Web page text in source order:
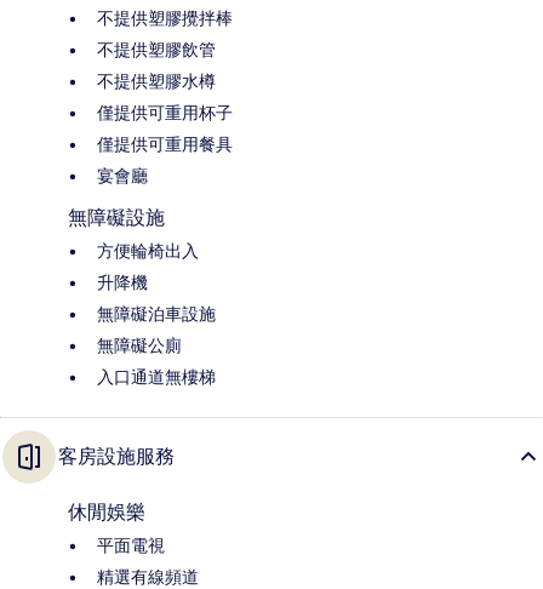
不提供塑膠攪拌棒
不提供塑膠飲管
不提供塑膠水樽
僅提供可重用杯子
僅提供可重用餐具
宴會廳
無障礙設施
方便輪椅出入
升降機
無障礙泊車設施
無障礙公廁
入口通道無樓梯
客房設施服務
休閒娛樂
平面電視
精選有線頻道